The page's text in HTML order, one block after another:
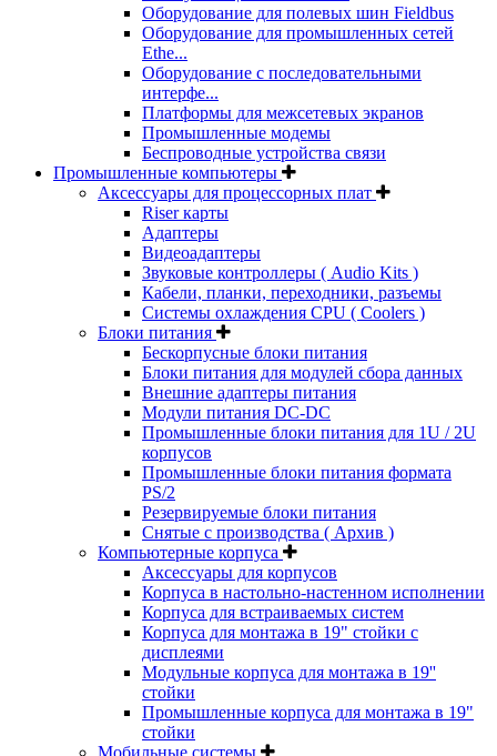
Оборудование для полевых шин Fieldbus
Оборудование для промышленных сетей
Ethe...
Оборудование с последовательными
интерфе...
Платформы для межсетевых экранов
Промышленные модемы
Беспроводные устройства связи
Промышленные компьютеры
Аксессуары для процессорных плат
Riser карты
Адаптеры
Видеоадаптеры
Звуковые контроллеры ( Audio Kits )
Кабели, планки, переходники, разъемы
Системы охлаждения CPU ( Coolers )
Блоки питания
Бескорпусные блоки питания
Блоки питания для модулей сбора данных
Внешние адаптеры питания
Модули питания DC-DC
Промышленные блоки питания для 1U / 2U
корпусов
Промышленные блоки питания формата
PS/2
Резервируемые блоки питания
Снятые с производства ( Архив )
Компьютерные корпуса
Аксессуары для корпусов
Корпуса в настольно-настенном исполнении
Корпуса для встраиваемых систем
Корпуса для монтажа в 19" стойки с
дисплеями
Модульные корпуса для монтажа в 19''
стойки
Промышленные корпуса для монтажа в 19"
стойки
Мобильные системы